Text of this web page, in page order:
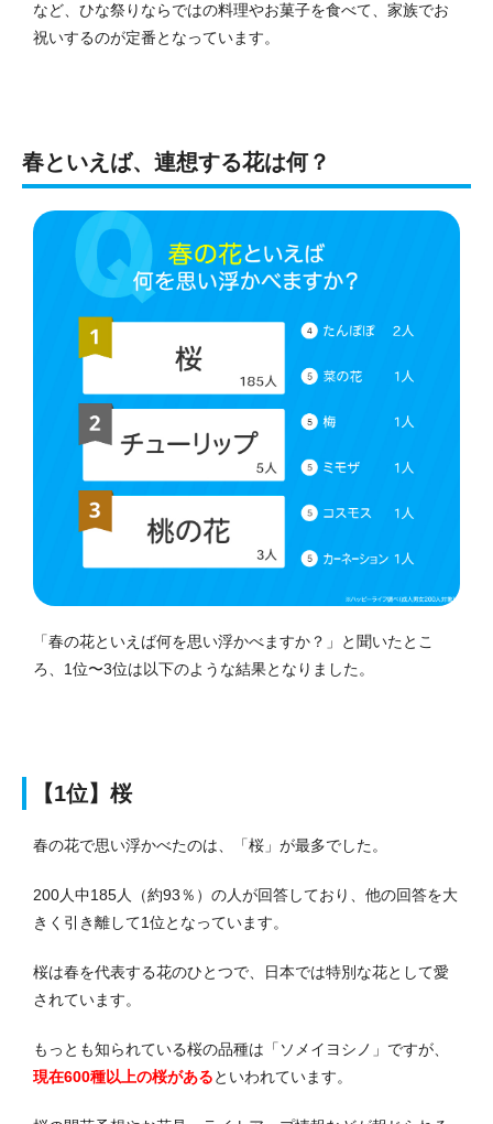
など、ひな祭りならではの料理やお菓子を食べて、家族でお
祝いするのが定番となっています。
春といえば、連想する花は何？
「春の花といえば何を思い浮かべますか？」と聞いたとこ
ろ、1位〜3位は以下のような結果となりました。
【1位】桜
春の花で思い浮かべたのは、「桜」が最多でした。
200人中185人（約93％）の人が回答しており、他の回答を大
きく引き離して1位となっています。
桜は春を代表する花のひとつで、日本では特別な花として愛
されています。
もっとも知られている桜の品種は「ソメイヨシノ」ですが、
現在600種以上の桜があるといわれています。